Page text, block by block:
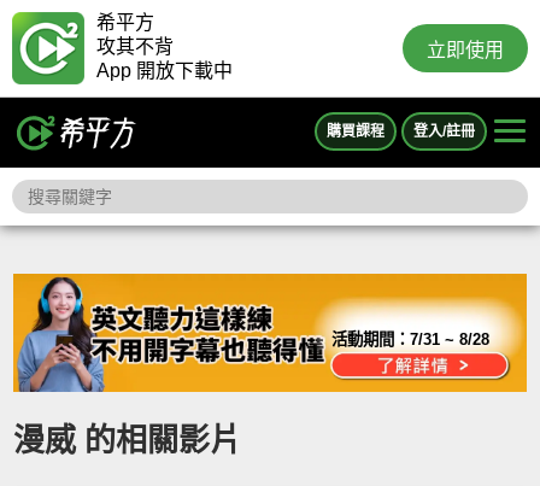
希平方
攻其不背
App 開放下載中
立即使用
購買課程 登入/註冊
活動期間：7/31 ~ 8/28
漫威 的相關影片